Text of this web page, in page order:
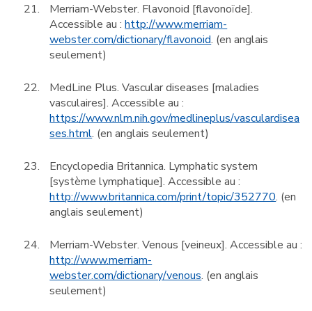
Merriam-Webster. Flavonoid [flavonoïde].
Accessible au :http://www.merriam-
webster.com/dictionary/flavonoid. (en anglais
seulement)
MedLine Plus. Vascular diseases [maladies
vasculaires]. Accessible au :
https://www.nlm.nih.gov/medlineplus/vasculardisea
ses.html. (en anglais seulement)
Encyclopedia Britannica. Lymphatic system
[système lymphatique]. Accessible au :
http://www.britannica.com/print/topic/352770. (en
anglais seulement)
Merriam-Webster. Venous [veineux]. Accessible au :
http://www.merriam-
webster.com/dictionary/venous. (en anglais
seulement)